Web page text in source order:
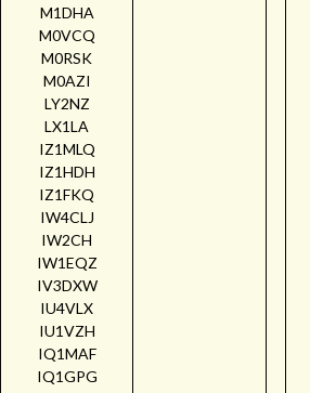
M1DHA
M0VCQ
M0RSK
M0AZI
LY2NZ
LX1LA
IZ1MLQ
IZ1HDH
IZ1FKQ
IW4CLJ
IW2CH
IW1EQZ
IV3DXW
IU4VLX
IU1VZH
IQ1MAF
IQ1GPG